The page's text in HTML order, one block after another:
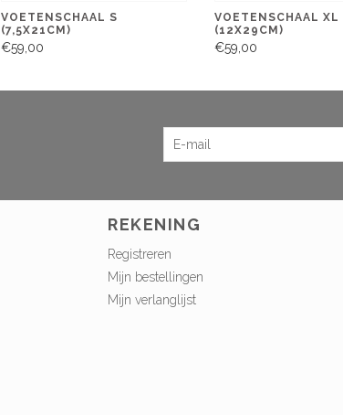
VOETENSCHAAL S
(7,5X21CM)
€59,00
VOETENSCHAAL XL
(12X29CM)
€59,00
REKENING
Registreren
Mijn bestellingen
Mijn verlanglijst